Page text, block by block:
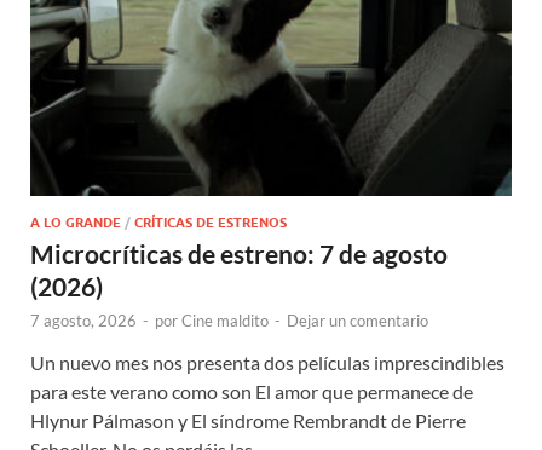
A LO GRANDE / CRÍTICAS DE ESTRENOS
Microcríticas de estreno: 7 de agosto
(2026)
7 agosto, 2026 - porCine maldito - Dejar un comentario
Un nuevo mes nos presenta dos películas imprescindibles
para este verano como son El amor que permanece de
Hlynur Pálmason y El síndrome Rembrandt de Pierre